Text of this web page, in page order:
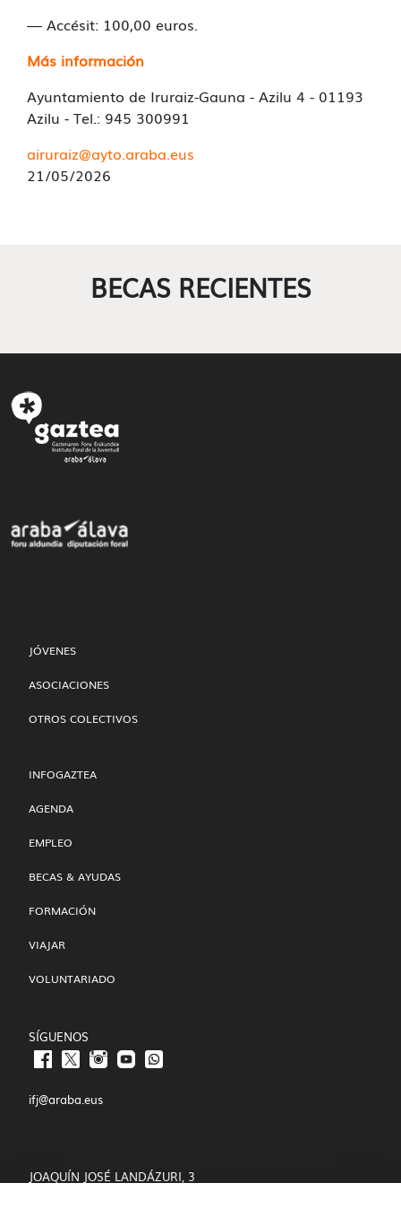
— Accésit: 100,00 euros.
Más información
Ayuntamiento de Iruraiz-Gauna - Azilu 4 - 01193
Azilu - Tel.: 945 300991
airuraiz@ayto.araba.eus
21/05/2026
BECAS RECIENTES
JÓVENES
ASOCIACIONES
OTROS COLECTIVOS
INFOGAZTEA
AGENDA
EMPLEO
BECAS & AYUDAS
FORMACIÓN
VIAJAR
VOLUNTARIADO
SÍGUENOS
ifj@araba.eus
JOAQUÍN JOSÉ LANDÁZURI, 3